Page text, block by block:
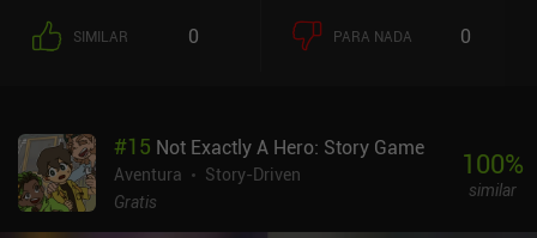
SIMILAR 0 PARA NADA 0
#15 Not Exactly A Hero: Story Game
Aventura
Story-Driven
Gratis
100%
similar